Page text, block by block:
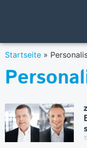
Startseite »